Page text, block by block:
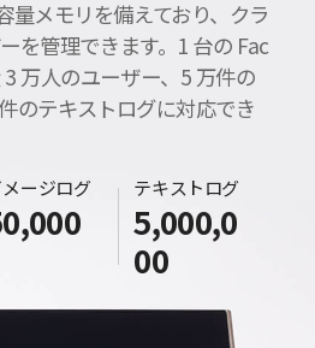
量メモリを備えており、クラ
を管理できます。1 台の Fac
万人のユーザー、5 万件の
のテキストログに対応でき
ージログ テキストログ
5,000,0
00